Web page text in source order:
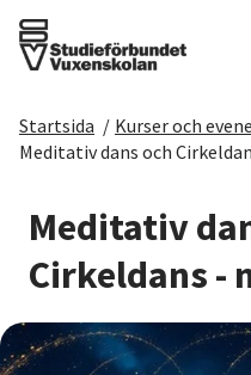
Det här gör vi
För dig som
Sök kurser och
Om SV
Startsida / Kurser och
Meditativ dans och
Meditativ
Cirkeldans -